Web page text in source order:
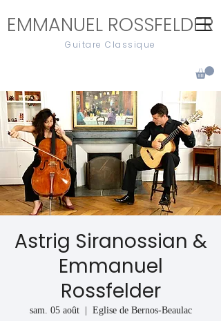
EMMANUEL ROSSFELDER
Guitare Classique
Astrig Siranossian &
Emmanuel
Rossfelder
sam. 05 août
  |
Eglise de Bernos-Beaulac